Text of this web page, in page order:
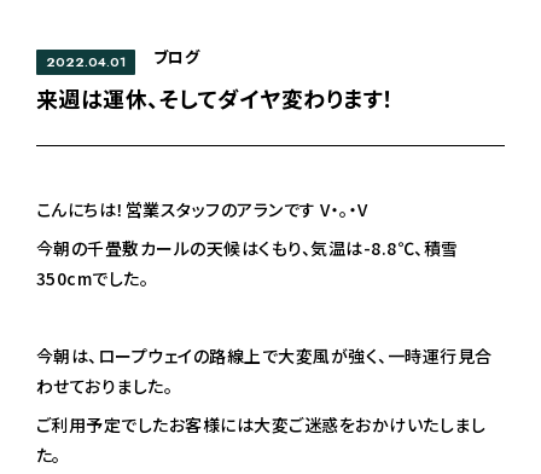
2022.04.01 ブログ
来週は運休、そしてダイヤ変わります！
こんにちは！営業スタッフのアランです V・。・V
今朝の千畳敷カールの天候はくもり、気温は-8.8℃、積雪
350cmでした。
今朝は、ロープウェイの路線上で大変風が強く、一時運行見合
わせておりました。
ご利用予定でしたお客様には大変ご迷惑をおかけいたしまし
た。